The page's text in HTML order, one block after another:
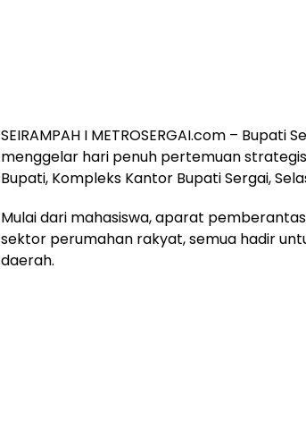
SEIRAMPAH I METROSERGAI.com –
menggelar hari penuh pertemuan
Bupati, Kompleks Kantor Bupati Sergai,
Mulai dari mahasiswa, aparat
sektor perumahan rakyat, semua hadir
daerah.